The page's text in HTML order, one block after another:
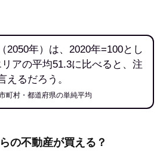
年）は、2020年=100とし
アの平均51.3に比べると、注
えるだろう。
町村・都道府県の単純平均
の不動産が買える？